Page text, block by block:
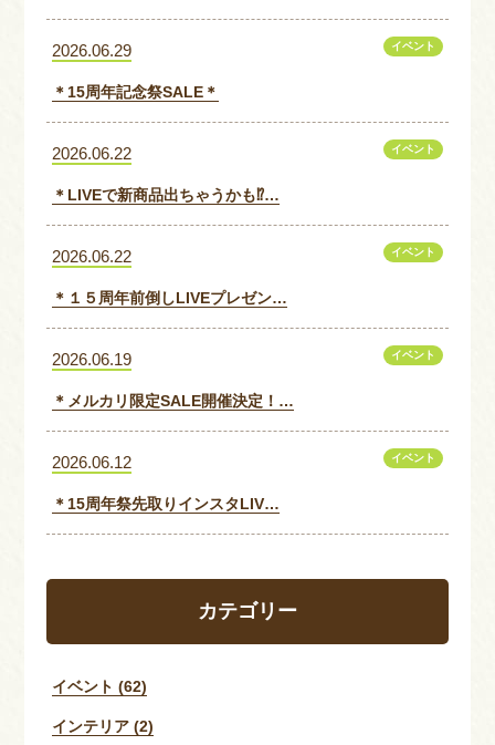
2026.06.29 イベント
＊15周年記念祭SALE＊
2026.06.22 イベント
＊LIVEで新商品出ちゃうかも⁉…
2026.06.22 イベント
＊１５周年前倒しLIVEプレゼン…
2026.06.19 イベント
＊メルカリ限定SALE開催決定！…
2026.06.12 イベント
＊15周年祭先取りインスタLIV…
カテゴリー
イベント (62)
インテリア (2)